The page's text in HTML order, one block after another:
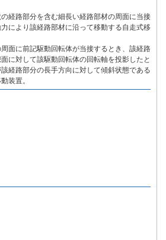
経路部分を含む細長い経路部材の周面に当接
により該経路部材に沿って移動する自走式移
面に前記駆動回転体が当接するとき、該経路
に対して該駆動回転体の回転軸を投影したと
経路部分の長手方向に対して傾斜状態である
装置。